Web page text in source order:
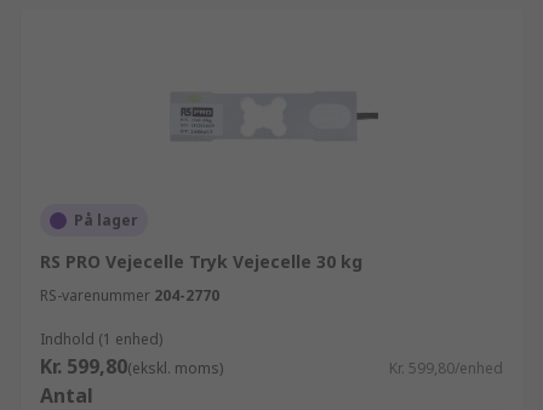
for. Som Europas førende leverandør af El,
automation og kabler, er alle vores Strain gauges
som del af vores RS Essentials udvalg. Vi går op i
bestilling leveres dagen efter at du har bestilt
online.
På lager
RS PRO Vejecelle Tryk Vejecelle 30 kg
RS-varenummer 204-2770
Indhold (1 enhed)
Kr. 599,80(ekskl. moms) Kr. 599,80/enhed
Antal